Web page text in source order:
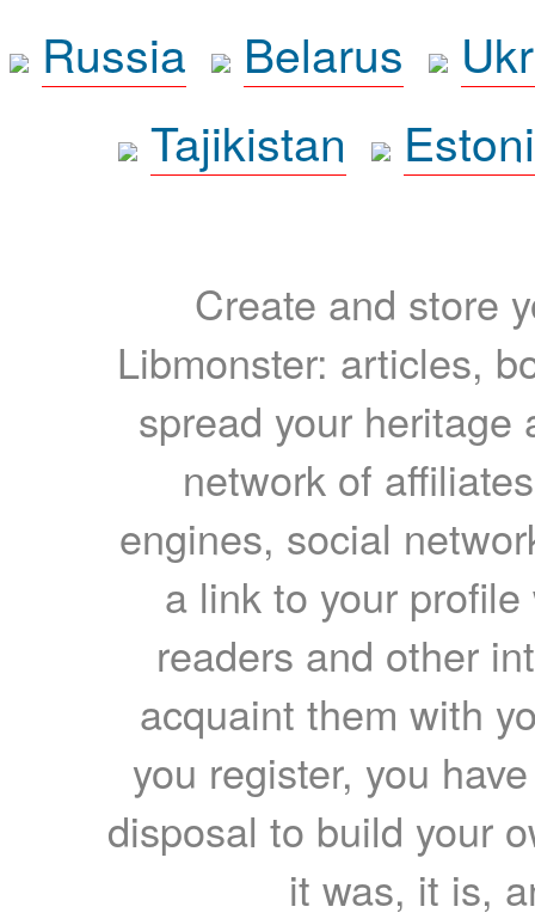
Russia
Belarus
Tajikistan
Create and store
Libmonster: articles,
spread your heritage
network of
engines, social
a link to your
readers and other
acquaint them with
you register, you
disposal to build your
it was, it is,